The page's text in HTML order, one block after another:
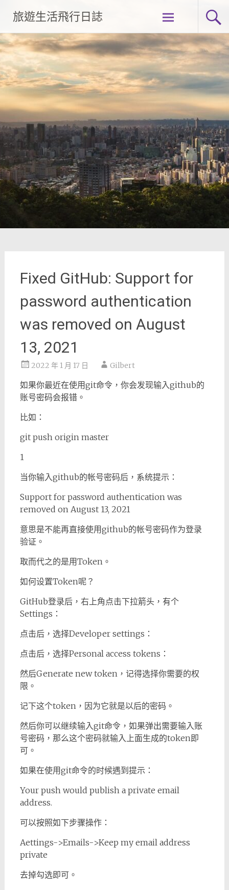
旅遊生活飛行日誌
Skip
to
content
Fixed GitHub: Support for
password authentication
was removed on August
13, 2021
2022 年 1 月 17 日 Gilbert
如果你最近在使用git命令，你会发现输入github的
账号密码会报错。
比如：
git push origin master
1
当你输入github的帐号密码后，系统提示：
Support for password authentication was
removed on August 13, 2021
意思是不能再直接使用github的帐号密码作为登录
验证。
取而代之的是用Token。
如何设置Token呢？
GitHub登录后，右上角点击下拉箭头，有个
Settings：
点击后，选择Developer settings：
点击后，选择Personal access tokens：
然后Generate new token，记得选择你需要的权
限。
记下这个token，因为它就是以后的密码。
然后你可以继续输入git命令，如果弹出需要输入账
号密码，那么这个密码就输入上面生成的token即
可。
如果在使用git命令的时候遇到提示：
Your push would publish a private email
address.
可以按照如下步骤操作：
Aettings->Emails->Keep my email address
private
去掉勾选即可。